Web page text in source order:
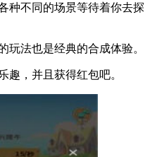
种不同的场景等待着你去探
玩法也是经典的合成体验。
趣，并且获得红包吧。